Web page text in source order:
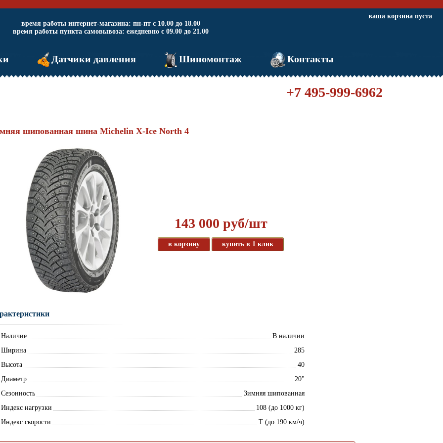
время работы интернет-магазина: пн-пт с 10.00 до 18.00
время работы пункта самовывоза: ежедневно с 09.00 до 21.00
ваша корзина пуста
Датчики давления Шиномонтаж Контакты
+7 495-999-6962
шипованная шина Michelin X-Ice North 4
143 000 руб/шт
в корзину купить в 1 клик
Наличие
В наличии
Ширина
285
Высота
40
Диаметр
20"
Сезонность
Зимняя шипованная
Индекс нагрузки
108 (до 1000 кг)
Индекс скорости
T (до 190 км/ч)